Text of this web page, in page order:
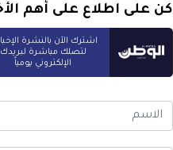
كن على اطلاع على أهم
اشترك الآن بالنشرة
لتصلك مباشرة لبريدك
الإلكتروني يومياً